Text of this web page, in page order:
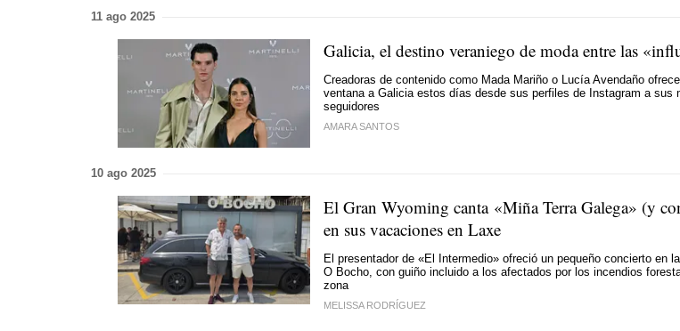
11 ago 2025
Galicia, el destino veraniego de moda entre las
Creadoras de contenido como Mada Mariño o Lucía Avendaño
ventana a Galicia estos días desde sus perfiles de Instagram a sus
seguidores
AMARA SANTOS
10 ago 2025
El Gran Wyoming canta «Miña Terra Galega» (y
en sus vacaciones en Laxe
El presentador de «El Intermedio» ofreció un pequeño concierto en
O Bocho, con guiño incluido a los afectados por los incendios
zona
MELISSA RODRÍGUEZ